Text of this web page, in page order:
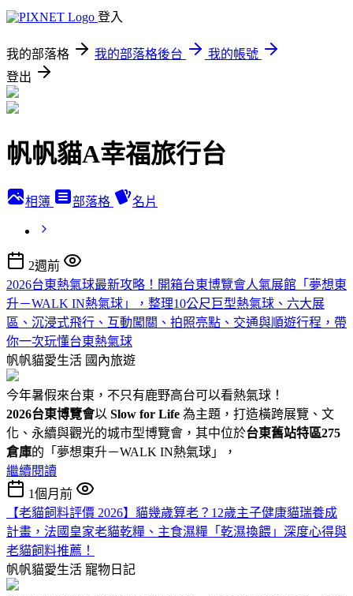
登入
我的部落格 我的部落格後台
我的帳號
登出
帆帆貓A幸福旅行台
相簿 部落格 名片
2週前
2026台東熱氣球最新攻略！開箱台東博覽會人氣展館「夢想東
升－WALK IN熱氣球」，整理10公尺巨型熱氣球、六大展
區、沉浸式飛行、互動闖關、拍照亮點、交通與順遊行程，帶
你一次玩懂台東熱氣球
帆帆貓愛生活 國內旅遊
今年暑假來台東，不只有鹿野高台可以看熱氣球！
2026台東博覽會以 Slow for Life 為主題，打造橫跨展覽、文
化、永續與觀光的城市型博覽會，其中位於台東舊站特區275
倉庫的「夢想東升－WALK IN熱氣球」，
繼續閱讀
1個月前
【老貓飼料評價 2026】貓幾歲算老？12歲主子健康貓瑞養成
計畫，法國皇家老貓乾糧、主食濕糧「乾濕換餵」深度心得與
老貓飼料推薦！
帆帆貓愛生活 寵物日記